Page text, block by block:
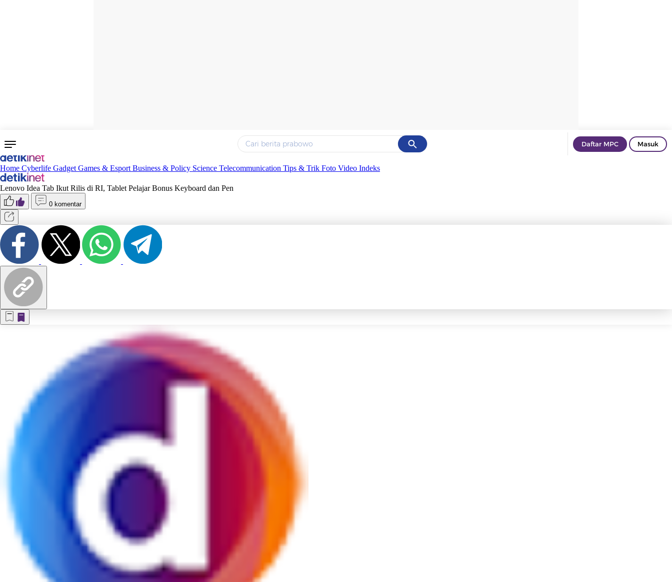
Cancel
Yang sedang ramai dicari
Terakhir yang dicari
Daftar MPC Masuk
Home Cyberlife Gadget Games & Esport Business & Policy Science Telecommunication Tips & Trik Foto Video Indeks
Lenovo Idea Tab Ikut Rilis di RI, Tablet Pelajar Bonus Keyboard dan Pen
0 komentar